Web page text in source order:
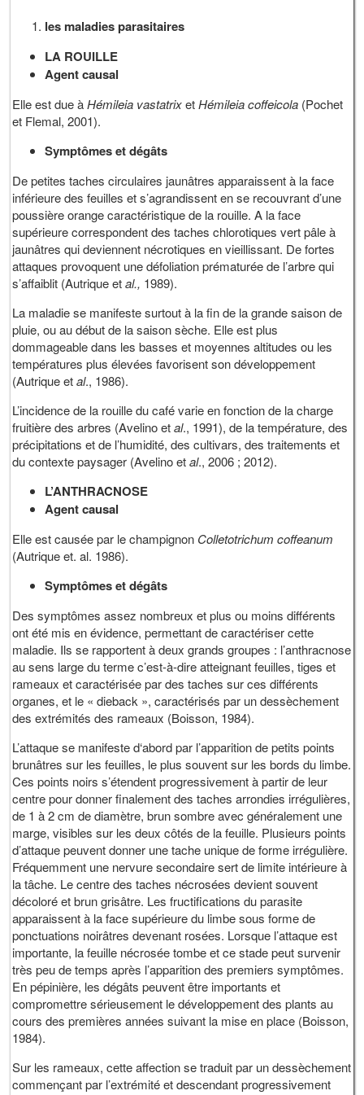
les maladies parasitaires
LA ROUILLE
Agent causal
Elle est due àHémileia vastatrixetHémileia coffeicola (Pochet
et Flemal, 2001).
Symptômes et dégâts
De petites taches circulaires jaunâtres apparaissent à la face
inférieure des feuilles et s’agrandissent en se recouvrant d’une
poussière orange caractéristique de la rouille. A la face
supérieure correspondent des taches chlorotiques vert pâle à
jaunâtres qui deviennent nécrotiques en vieillissant. De fortes
attaques provoquent une défoliation prématurée de l’arbre qui
s’affaiblit (Autrique etal., 1989).
La maladie se manifeste surtout à la fin de la grande saison de
pluie, ou au début de la saison sèche. Elle est plus
dommageable dans les basses et moyennes altitudes ou les
températures plus élevées favorisent son développement
(Autrique etal., 1986).
L’incidence de la rouille du café varie en fonction de la charge
fruitière des arbres (Avelino etal., 1991), de la température, des
précipitations et de l’humidité, des cultivars, des traitements et
du contexte paysager (Avelino etal., 2006 ; 2012).
L’ANTHRACNOSE
Agent causal
Elle est causée par le champignon Colletotrichum coffeanum
(Autrique et. al. 1986).
Symptômes et dégâts
Des symptômes assez nombreux et plus ou moins différents
ont été mis en évidence, permettant de caractériser cette
maladie. Ils se rapportent à deux grands groupes : l’anthracnose
au sens large du terme c’est-à-dire atteignant feuilles, tiges et
rameaux et caractérisée par des taches sur ces différents
organes, et le « dieback », caractérisés par un dessèchement
des extrémités des rameaux (Boisson, 1984).
L’attaque se manifeste d‘abord par l’apparition de petits points
brunâtres sur les feuilles, le plus souvent sur les bords du limbe.
Ces points noirs s’étendent progressivement à partir de leur
centre pour donner finalement des taches arrondies irrégulières,
de 1 à 2 cm de diamètre, brun sombre avec généralement une
marge, visibles sur les deux côtés de la feuille. Plusieurs points
d’attaque peuvent donner une tache unique de forme irrégulière.
Fréquemment une nervure secondaire sert de limite intérieure à
la tâche. Le centre des taches nécrosées devient souvent
décoloré et brun grisâtre. Les fructifications du parasite
apparaissent à la face supérieure du limbe sous forme de
ponctuations noirâtres devenant rosées. Lorsque l’attaque est
importante, la feuille nécrosée tombe et ce stade peut survenir
très peu de temps après l’apparition des premiers symptômes.
En pépinière, les dégâts peuvent être importants et
compromettre sérieusement le développement des plants au
cours des premières années suivant la mise en place (Boisson,
1984).
Sur les rameaux, cette affection se traduit par un dessèchement
commençant par l’extrémité et descendant progressivement